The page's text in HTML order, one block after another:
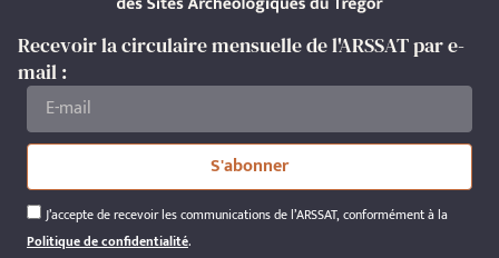
Recevoir la circulaire mensuelle de l'ARSSAT par e-
mail :
J’accepte de recevoir les communications de l’ARSSAT, conformément à la
Politique de confidentialité.
S'abonner